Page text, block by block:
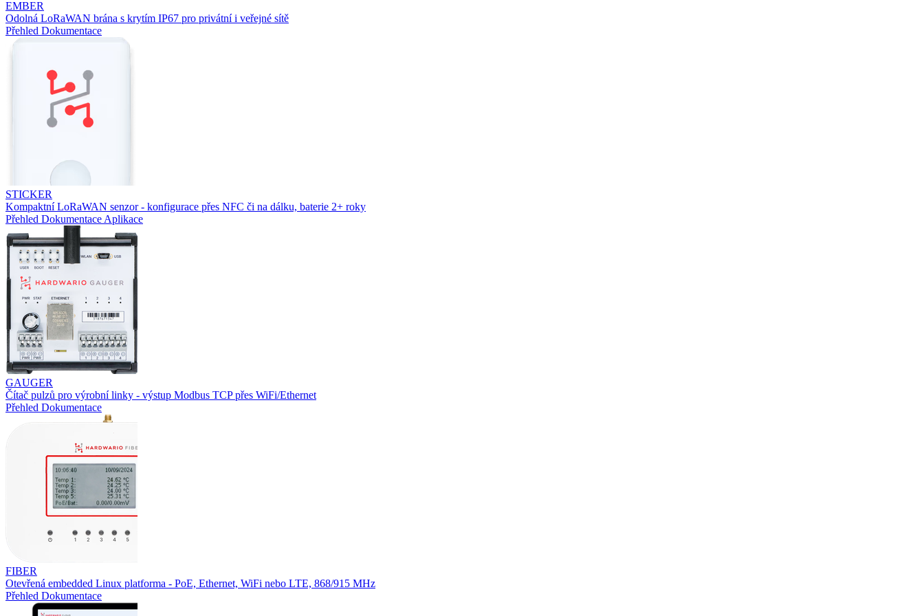
EMBER
Odolná LoRaWAN brána s krytím IP67 pro privátní i veřejné sítě
Přehled Dokumentace
STICKER
Kompaktní LoRaWAN senzor - konfigurace přes NFC či na dálku, baterie 2+ roky
Přehled Dokumentace Aplikace
GAUGER
Čítač pulzů pro výrobní linky - výstup Modbus TCP přes WiFi/Ethernet
Přehled Dokumentace
FIBER
Otevřená embedded Linux platforma - PoE, Ethernet, WiFi nebo LTE, 868/915 MHz
Přehled Dokumentace